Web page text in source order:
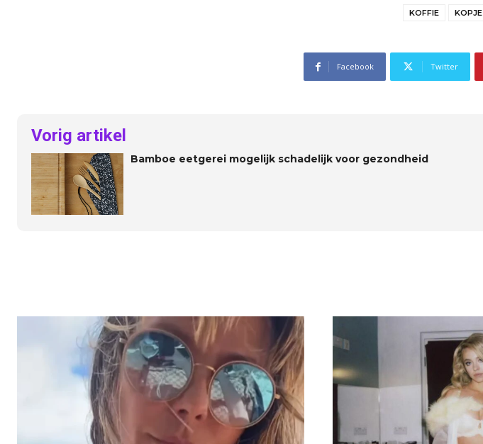
KOFFIE KOPJE
Facebook Twitter
Vorig artikel
Bamboe eetgerei mogelijk schadelijk voor gezondheid